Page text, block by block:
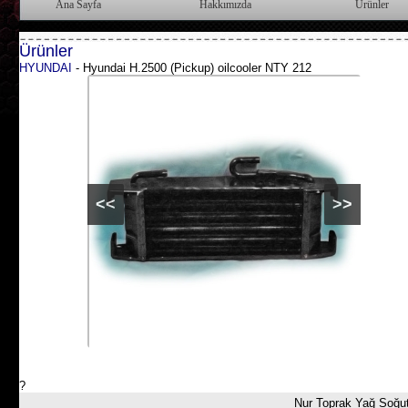
Ana Sayfa Hakkımızda Ürünler
Ürünler
HYUNDAI - Hyundai H.2500 (Pickup) oilcooler NTY 212
>>
<<
?
Nur Toprak Yağ